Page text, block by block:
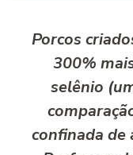
Porcos
300%
selênio
confinada de